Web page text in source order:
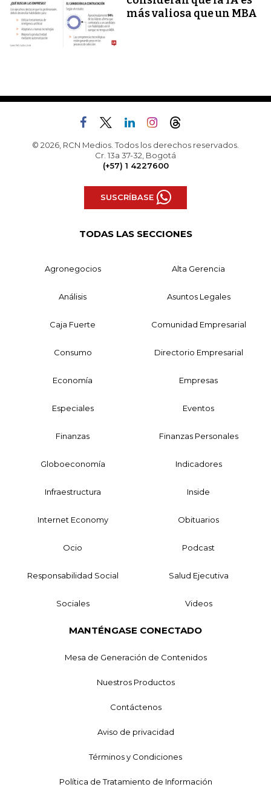
más valiosa que un MBA
© 2026, RCN Medios. Todos los derechos reservados.
Cr. 13a 37-32, Bogotá
(+57) 1 4227600
SUSCRÍBASE
TODAS LAS SECCIONES
Agronegocios Alta Gerencia
Análisis Asuntos Legales
Caja Fuerte Comunidad Empresarial
Consumo Directorio Empresarial
Economía Empresas
Especiales Eventos
Finanzas Finanzas Personales
Globoeconomía Indicadores
Infraestructura Inside
Internet Economy Obituarios
Ocio Podcast
Responsabilidad Social Salud Ejecutiva
Sociales Videos
MANTÉNGASE CONECTADO
Mesa de Generación de Contenidos
Nuestros Productos
Contáctenos
Aviso de privacidad
Términos y Condiciones
Política de Tratamiento de Información